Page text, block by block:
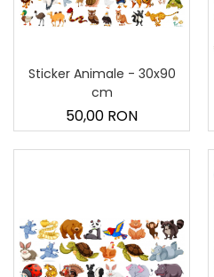
Sticker Animale - 30x90
cm
50,00 RON